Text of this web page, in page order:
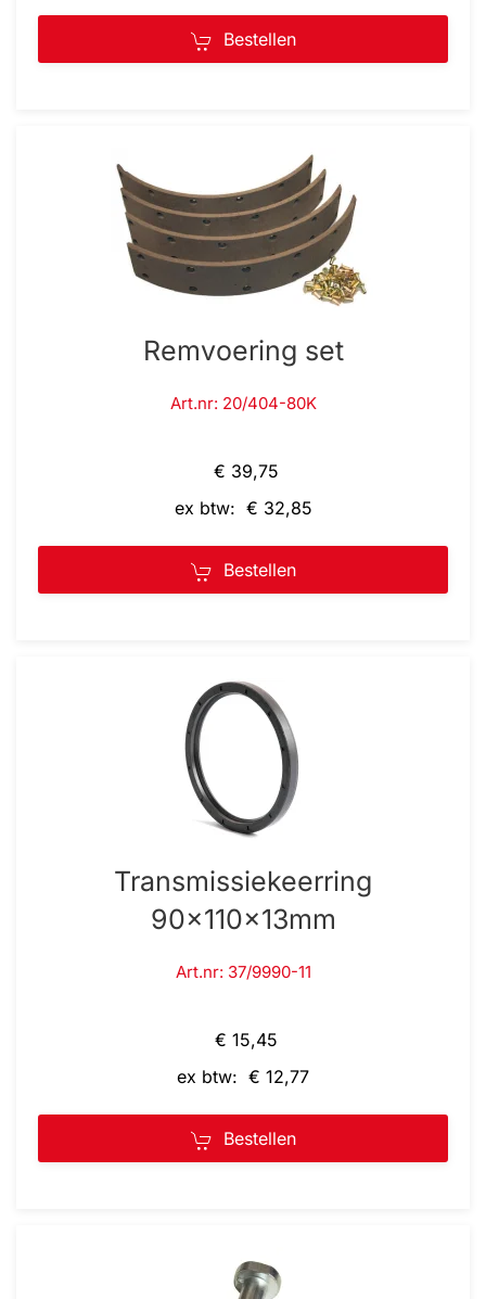
Bestellen
Remvoering set
Art.nr: 20/404-80K
€ 39,75
ex btw: € 32,85
Bestellen
Transmissiekeerring
90x110x13mm
Art.nr: 37/9990-11
€ 15,45
ex btw: € 12,77
Bestellen